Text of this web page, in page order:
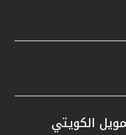
الكويتي